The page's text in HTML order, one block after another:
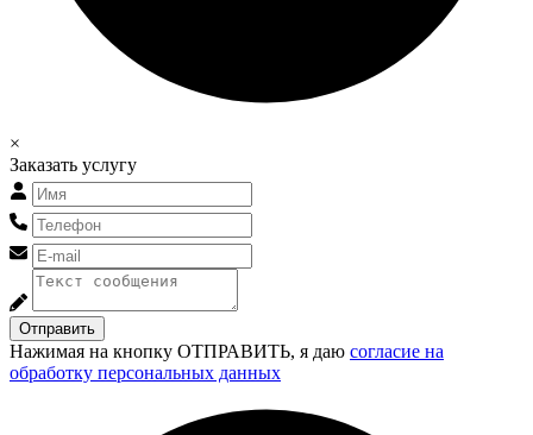
×
Заказать услугу
Отправить
Нажимая на кнопку ОТПРАВИТЬ, я даю согласие на
обработку персональных данных